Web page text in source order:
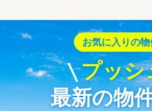
お気に入りの物
プッシ
最新の物